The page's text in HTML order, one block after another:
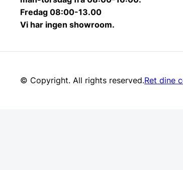
Fredag 08:00-13.00
Vi har ingen showroom.
© Copyright. All rights reserved.Ret dine